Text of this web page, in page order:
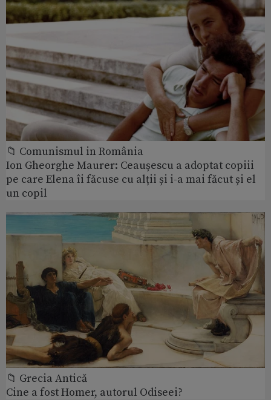
📁 Comunismul in România
Ion Gheorghe Maurer: Ceaușescu a adoptat copiii
pe care Elena îi făcuse cu alții și i-a mai făcut și el
un copil
📁 Grecia Antică
Cine a fost Homer, autorul Odiseei?